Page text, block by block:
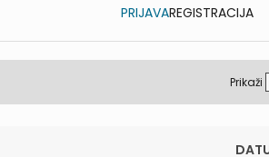
PRIJAVAREGISTRACIJA
Prikaži